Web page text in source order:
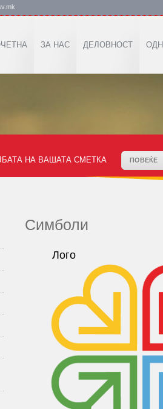
ЗА НАС ДЕЛОВНОСТ
НА ВАШАТА СМЕТКА ПОВЕЌЕ
Симболи
Лого